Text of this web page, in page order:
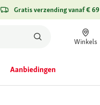
Gratis verzending vanaf € 69
Winkels
Aanbiedingen